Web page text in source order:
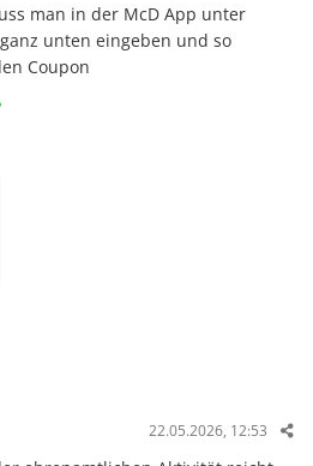
man in der McD App unter
unten eingeben und so
Coupon
22.05.2026, 12:53